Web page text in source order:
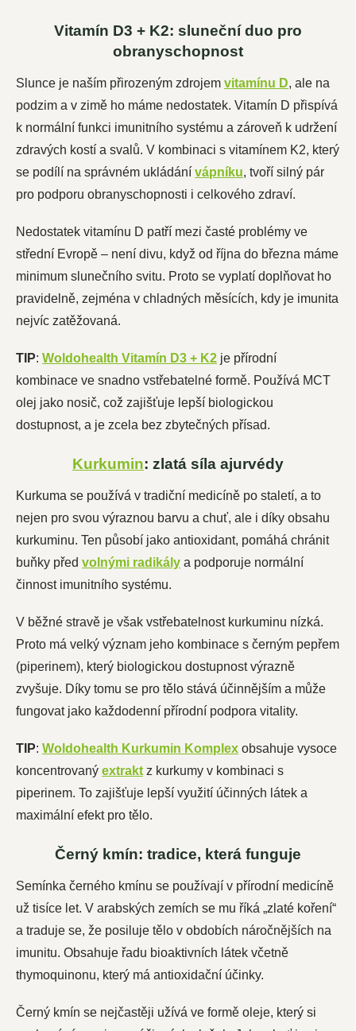
Vitamín D3 + K2: sluneční duo pro
obranyschopnost
Slunce je naším přirozeným zdrojem vitamínu D, ale na
podzim a v zimě ho máme nedostatek. Vitamín D přispívá
k normální funkci imunitního systému a zároveň k udržení
zdravých kostí a svalů. V kombinaci s vitamínem K2, který
se podílí na správném ukládání vápníku, tvoří silný pár
pro podporu obranyschopnosti i celkového zdraví.
Nedostatek vitamínu D patří mezi časté problémy ve
střední Evropě – není divu, když od října do března máme
minimum slunečního svitu. Proto se vyplatí doplňovat ho
pravidelně, zejména v chladných měsících, kdy je imunita
nejvíc zatěžovaná.
TIP: Woldohealth Vitamín D3 + K2 je přírodní
kombinace ve snadno vstřebatelné formě. Používá MCT
olej jako nosič, což zajišťuje lepší biologickou
dostupnost, a je zcela bez zbytečných přísad.
Kurkumin: zlatá síla ajurvédy
Kurkuma se používá v tradiční medicíně po staletí, a to
nejen pro svou výraznou barvu a chuť, ale i díky obsahu
kurkuminu. Ten působí jako antioxidant, pomáhá chránit
buňky před volnými radikály a podporuje normální
činnost imunitního systému.
V běžné stravě je však vstřebatelnost kurkuminu nízká.
Proto má velký význam jeho kombinace s černým pepřem
(piperinem), který biologickou dostupnost výrazně
zvyšuje. Díky tomu se pro tělo stává účinnějším a může
fungovat jako každodenní přírodní podpora vitality.
TIP: Woldohealth Kurkumin Komplex obsahuje vysoce
koncentrovaný extrakt z kurkumy v kombinaci s
piperinem. To zajišťuje lepší využití účinných látek a
maximální efekt pro tělo.
Černý kmín: tradice, která funguje
Semínka černého kmínu se používají v přírodní medicíně
už tisíce let. V arabských zemích se mu říká „zlaté koření“
a traduje se, že posiluje tělo v obdobích náročnějších na
imunitu. Obsahuje řadu bioaktivních látek včetně
thymoquinonu, který má antioxidační účinky.
Černý kmín se nejčastěji užívá ve formě oleje, který si